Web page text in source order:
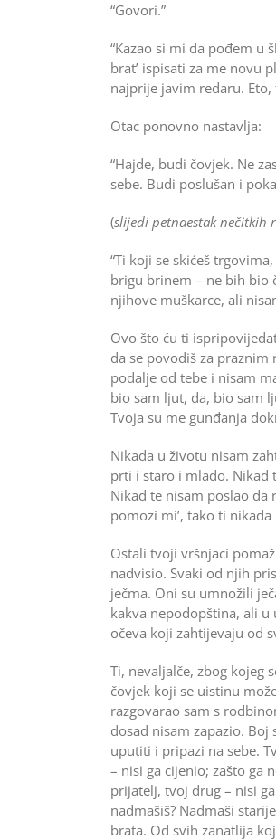
“Govori.”
“Kazao si mi da pođem u
brat’ ispisati za me novu
najprije javim redaru.
Otac ponovno nastavlja:
“Hajde, budi čovjek. Ne
sebe. Budi poslušan i
(slijedi petnaestak nečitkih
“Ti koji se skićeš
brigu brinem – ne bih bio
njihove muškarce, ali
Ovo što ću ti
da se povodiš za praznim
podalje od tebe i nisam
bio sam ljut, da, bio sam
Tvoja su me gunđanja
Nikada u životu nisam
prti i staro i mlado. Nikad
Nikad te nisam poslao da
pomozi mi’, tako ti
Ostali tvoji vršnjaci
nadvisio. Svaki od njih
ječma. Oni su umnožili
kakva nepodopština, ali
očeva koji zahtijevaju od
Ti, nevaljalče, zbog kojeg
čovjek koji se uistinu
razgovarao sam s
dosad nisam zapazio. Boj
uputiti i pripazi na sebe.
– nisi ga cijenio; zašto ga
prijatelj, tvoj drug – nisi
nadmašiš? Nadmaši
brata. Od svih zanatlija